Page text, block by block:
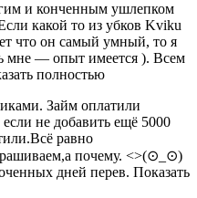
и конченным ушлепком
какой то из убков Kviku
что он самый умный, то я
мне — опыт имеется ). Всем
полностью
Займ оплатили
не добавить ещё 5000
равно
почему. <>(⊙_⊙)
дней перев. Показать